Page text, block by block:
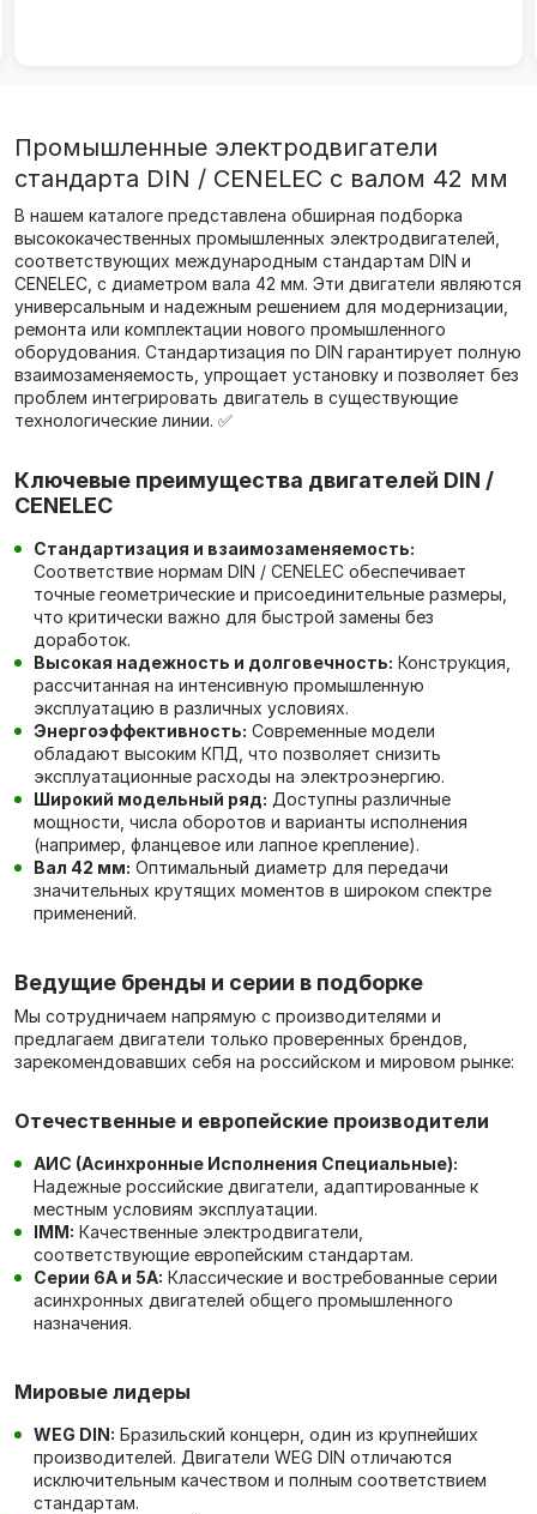
Промышленные электродвигатели
стандарта DIN / CENELEC с валом 42 мм
В нашем каталоге представлена обширная подборка
высококачественных промышленных электродвигателей,
соответствующих международным стандартам DIN и
CENELEC, с диаметром вала 42 мм. Эти двигатели являются
универсальным и надежным решением для модернизации,
ремонта или комплектации нового промышленного
оборудования. Стандартизация по DIN гарантирует полную
взаимозаменяемость, упрощает установку и позволяет без
проблем интегрировать двигатель в существующие
технологические линии. ✅
Ключевые преимущества двигателей DIN /
CENELEC
Стандартизация и взаимозаменяемость:
Соответствие нормам DIN / CENELEC обеспечивает
точные геометрические и присоединительные размеры,
что критически важно для быстрой замены без
доработок.
Высокая надежность и долговечность: Конструкция,
рассчитанная на интенсивную промышленную
эксплуатацию в различных условиях.
Энергоэффективность: Современные модели
обладают высоким КПД, что позволяет снизить
эксплуатационные расходы на электроэнергию.
Широкий модельный ряд: Доступны различные
мощности, числа оборотов и варианты исполнения
(например, фланцевое или лапное крепление).
Вал 42 мм: Оптимальный диаметр для передачи
значительных крутящих моментов в широком спектре
применений.
Ведущие бренды и серии в подборке
Мы сотрудничаем напрямую с производителями и
предлагаем двигатели только проверенных брендов,
зарекомендовавших себя на российском и мировом рынке:
Отечественные и европейские производители
АИС (Асинхронные Исполнения Специальные):
Надежные российские двигатели, адаптированные к
местным условиям эксплуатации.
IMM: Качественные электродвигатели,
соответствующие европейским стандартам.
Серии 6А и 5А: Классические и востребованные серии
асинхронных двигателей общего промышленного
назначения.
Мировые лидеры
WEG DIN: Бразильский концерн, один из крупнейших
производителей. Двигатели WEG DIN отличаются
исключительным качеством и полным соответствием
стандартам.